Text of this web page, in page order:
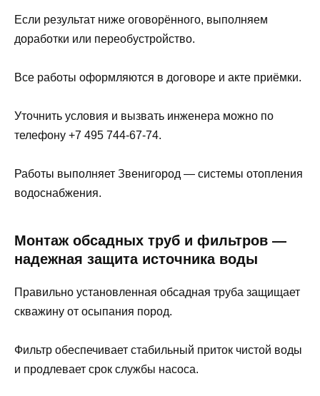
Если результат ниже оговорённого, выполняем
доработки или переобустройство.
Все работы оформляются в договоре и акте приёмки.
Уточнить условия и вызвать инженера можно по
телефону +7 495 744-67-74.
Работы выполняет Звенигород — системы отопления
водоснабжения.
Монтаж обсадных труб и фильтров —
надежная защита источника воды
Правильно установленная обсадная труба защищает
скважину от осыпания пород.
Фильтр обеспечивает стабильный приток чистой воды
и продлевает срок службы насоса.